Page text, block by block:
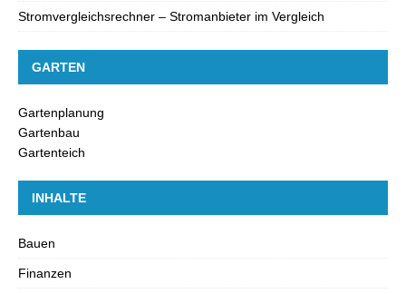
Stromvergleichsrechner – Stromanbieter im Vergleich
GARTEN
Gartenplanung
Gartenbau
Gartenteich
INHALTE
Bauen
Finanzen